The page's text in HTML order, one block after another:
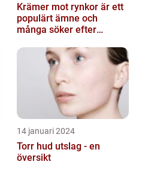
Krämer mot rynkor är ett
populärt ämne och
många söker efter
fungerar
14 januari 2024
Torr hud utslag - en
översikt